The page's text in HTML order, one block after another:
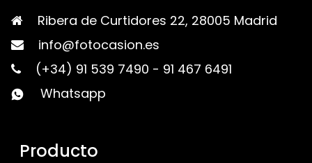
Ribera de Curtidores 22, 28005 Madrid
info@fotocasion.es
(+34) 91 539 7490 - 91 467 6491
Whatsapp
Producto